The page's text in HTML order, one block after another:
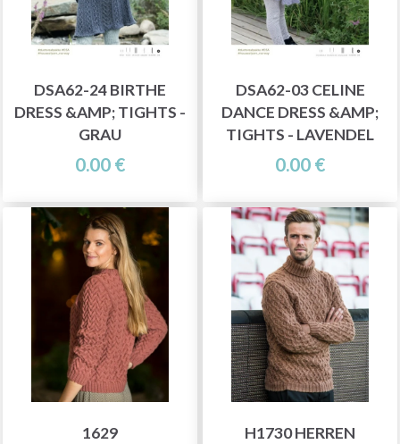
DSA62-24 BIRTHE
DRESS &AMP; TIGHTS -
GRAU
0.00 €
DSA62-03 CELINE
DANCE DRESS &AMP;
TIGHTS - LAVENDEL
0.00 €
1629
H1730 HERREN